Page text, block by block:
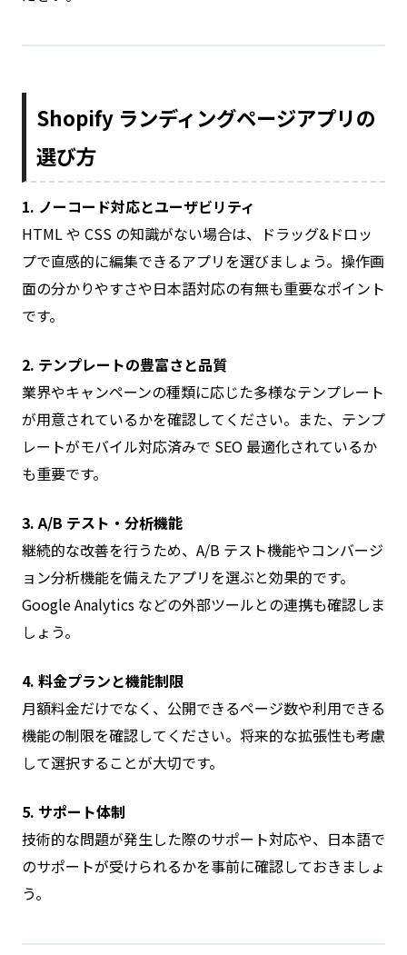
Shopify ランディングページアプリの
選び方
1. ノーコード対応とユーザビリティ
HTML や CSS の知識がない場合は、ドラッグ&ドロッ
プで直感的に編集できるアプリを選びましょう。操作画
面の分かりやすさや日本語対応の有無も重要なポイント
です。
2. テンプレートの豊富さと品質
業界やキャンペーンの種類に応じた多様なテンプレート
が用意されているかを確認してください。また、テンプ
レートがモバイル対応済みで SEO 最適化されているか
も重要です。
3. A/B テスト・分析機能
継続的な改善を行うため、A/B テスト機能やコンバージ
ョン分析機能を備えたアプリを選ぶと効果的です。
Google Analytics などの外部ツールとの連携も確認しま
しょう。
4. 料金プランと機能制限
月額料金だけでなく、公開できるページ数や利用できる
機能の制限を確認してください。将来的な拡張性も考慮
して選択することが大切です。
5. サポート体制
技術的な問題が発生した際のサポート対応や、日本語で
のサポートが受けられるかを事前に確認しておきましょ
う。